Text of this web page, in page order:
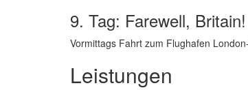
9. Tag: Farewell, Britain!
Vormittags Fahrt zum Flughafen
Leistungen